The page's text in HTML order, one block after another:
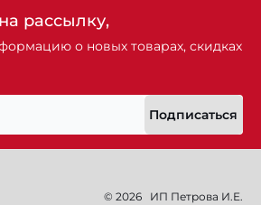
рассылку,
о новых товарах, скидках
Подписаться
© 2026 ИП Петрова И.Е.